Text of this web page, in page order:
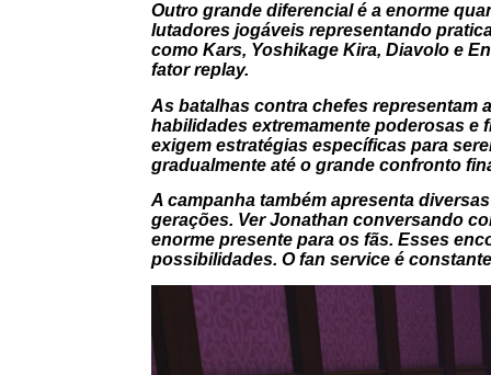
Outro grande diferencial é a enorme
lutadores jogáveis representando
como Kars, Yoshikage Kira, Diavoloe
fator replay.
As batalhas contra chefes representam
habilidades extremamente poderosas e
exigem estratégias específicas para
gradualmente até o grande confronto
A campanha também apresenta
gerações. Ver Jonathan conversando
enorme presente para os fãs. Esses
possibilidades. O fan service é